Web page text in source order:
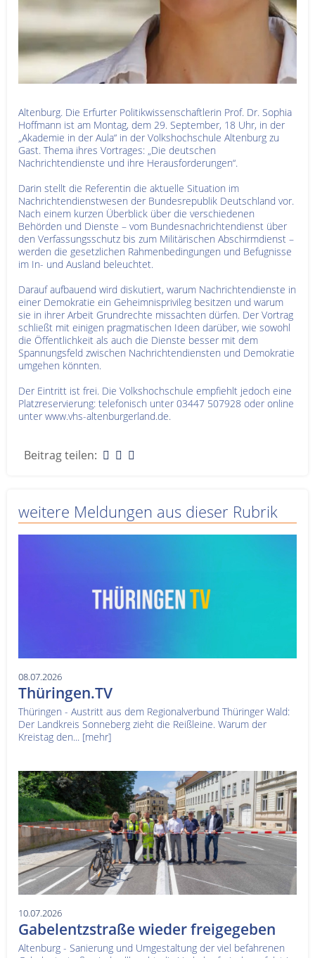
Altenburg. Die Erfurter Politikwissenschaftlerin Prof. Dr. Sophia
Hoffmann ist am Montag, dem 29. September, 18 Uhr, in der
„Akademie in der Aula“ in der Volkshochschule Altenburg zu
Gast. Thema ihres Vortrages: „Die deutschen
Nachrichtendienste und ihre Herausforderungen“.
Darin stellt die Referentin die aktuelle Situation im
Nachrichtendienstwesen der Bundesrepublik Deutschland vor.
Nach einem kurzen Überblick über die verschiedenen
Behörden und Dienste – vom Bundesnachrichtendienst über
den Verfassungsschutz bis zum Militärischen Abschirmdienst –
werden die gesetzlichen Rahmenbedingungen und Befugnisse
im In- und Ausland beleuchtet.
Darauf aufbauend wird diskutiert, warum Nachrichtendienste in
einer Demokratie ein Geheimnisprivileg besitzen und warum
sie in ihrer Arbeit Grundrechte missachten dürfen. Der Vortrag
schließt mit einigen pragmatischen Ideen darüber, wie sowohl
die Öffentlichkeit als auch die Dienste besser mit dem
Spannungsfeld zwischen Nachrichtendiensten und Demokratie
umgehen könnten.
Der Eintritt ist frei. Die Volkshochschule empfiehlt jedoch eine
Platzreservierung: telefonisch unter 03447 507928 oder online
unter www.vhs-altenburgerland.de.
Beitrag teilen:
weitere Meldungen aus dieser Rubrik
08.07.2026
Thüringen.TV
Thüringen - Austritt aus dem Regionalverbund Thüringer Wald:
Der Landkreis Sonneberg zieht die Reißleine. Warum der
Kreistag den... [mehr]
10.07.2026
Gabelentzstraße wieder freigegeben
Altenburg - Sanierung und Umgestaltung der viel befahrenen